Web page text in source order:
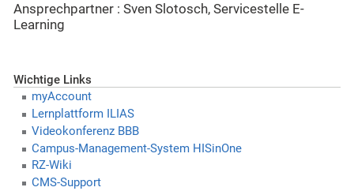
Ansprechpartner : Sven Slotosch, Servicestelle E-
Learning
Wichtige Links
myAccount
Lernplattform ILIAS
Videokonferenz BBB
Campus-Management-System HISinOne
RZ-Wiki
CMS-Support